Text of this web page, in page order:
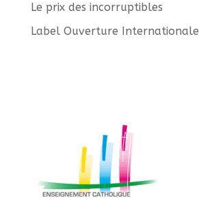
Le prix des incorruptibles
Label Ouverture Internationale